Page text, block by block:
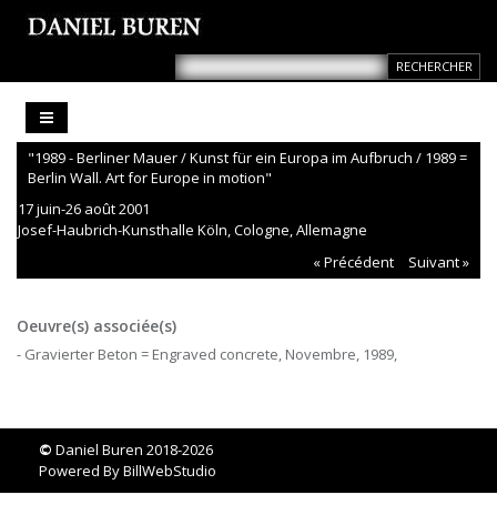
"1989 - Berliner Mauer / Kunst für ein Europa im Aufbruch / 1989 =
Berlin Wall. Art for Europe in motion"
17 juin-26 août 2001
Josef-Haubrich-Kunsthalle Köln, Cologne, Allemagne
« Précédent
Suivant »
Oeuvre(s) associée(s)
- Gravierter Beton = Engraved concrete, Novembre, 1989,
© Daniel Buren 2018-2026
Powered ByBillWebStudio